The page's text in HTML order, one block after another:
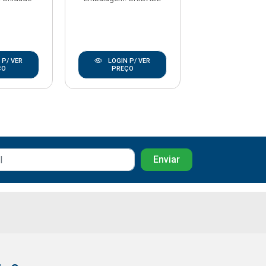
P/ VER
LOGIN P/ VER
PREÇO